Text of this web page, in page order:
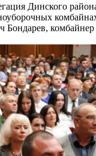
Динского
Бондарев,